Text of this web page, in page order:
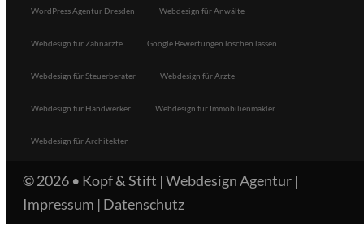
WordPress Agentur Dresden Webdesign für Anwälte
Webdesign für Zahnärzte Google Bewertungen löschen lassen
Webdesign für Steuerberater Webdesign für Ärzte
Webdesign für Handwerker Webdesign für Immobilienmakler
Webdesign für Architekten
© 2026 • Kopf & Stift | Webdesign Agentur |
Impressum | Datenschutz